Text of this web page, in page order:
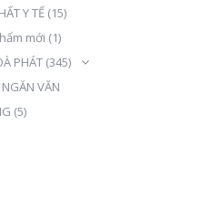
Y TẾ (15)
mới (1)
PHÁT (345)
VĂN
(5)